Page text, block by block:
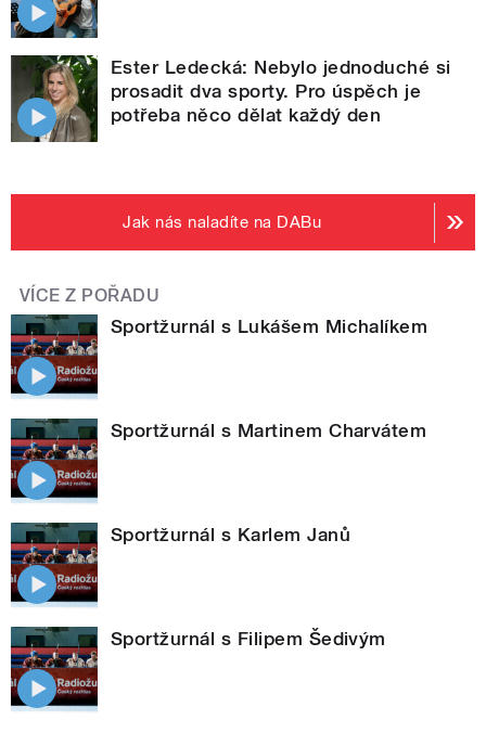
Ester Ledecká: Nebylo jednoduché si
prosadit dva sporty. Pro úspěch je
potřeba něco dělat každý den
Jak nás naladíte na DABu
VÍCE Z POŘADU
Sportžurnál s Lukášem Michalíkem
Sportžurnál s Martinem Charvátem
Sportžurnál s Karlem Janů
Sportžurnál s Filipem Šedivým